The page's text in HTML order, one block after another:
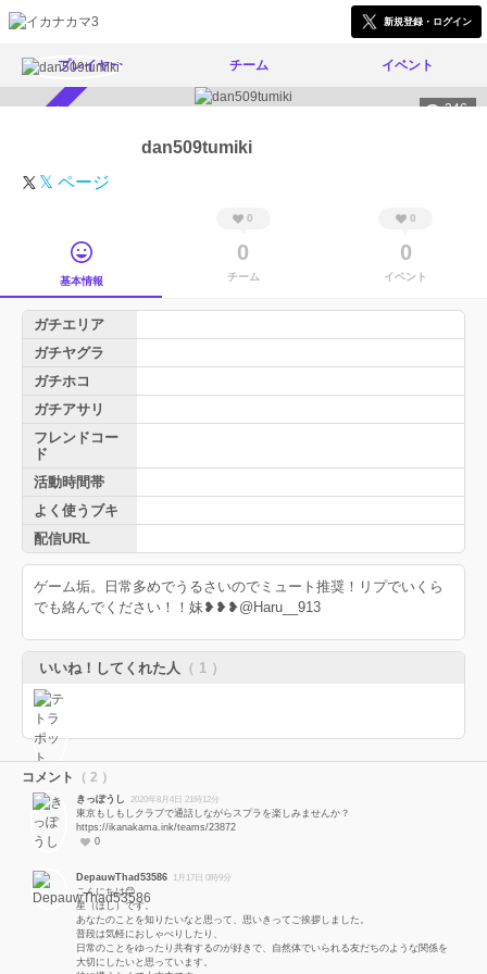
新規登録・ログイン
プレイヤー チーム イベント
246
dan509tumiki
𝕏 ページ
基本情報
0
0
チーム
0
0
イベント
ガチエリア
ガチヤグラ
ガチホコ
ガチアサリ
フレンドコー
ド
活動時間帯
よく使うブキ
配信URL
ゲーム垢。日常多めでうるさいのでミュート推奨！リプでいくら
でも絡んでください！！妹❥❥❥@Haru__913
いいね！してくれた人 （ 1 ）
コメント （ 2 ）
きっぽうし 2020年8月4日 21時12分
東京もしもしクラブで通話しながらスプラを楽しみませんか？
https://ikanakama.ink/teams/23872
0
DepauwThad53586 1月17日 0時9分
こんにちは😊
星（ほし）です。
あなたのことを知りたいなと思って、思いきってご挨拶しました。
普段は気軽におしゃべりしたり、
日常のことをゆったり共有するのが好きで、自然体でいられる友だちのような関係を
大切にしたいと思っています。